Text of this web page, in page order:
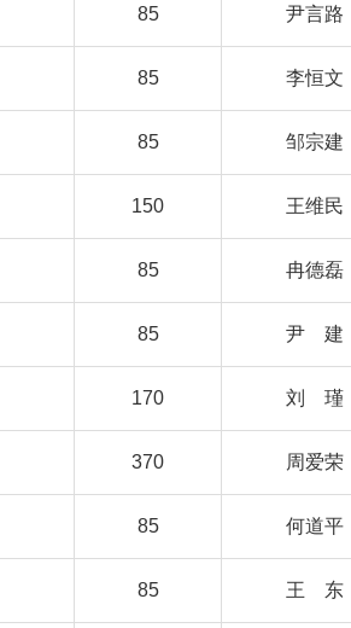
85 尹言路
85 李恒文
85 邹宗建
150 王维民
85 冉德磊
85 尹 建
170 刘 瑾
370 周爱荣
85 何道平
85 王 东